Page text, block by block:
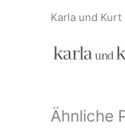
Karla und Kurt
Ähnliche